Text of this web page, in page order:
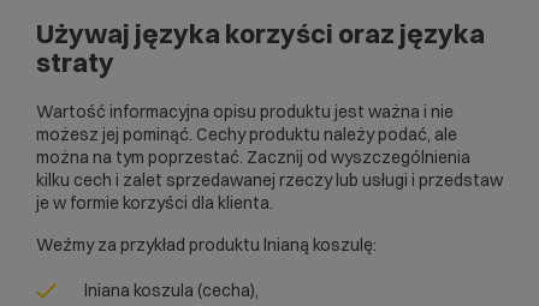
Używaj języka korzyści oraz języka
straty
Wartość informacyjna opisu produktu jest ważna i nie
możesz jej pominąć. Cechy produktu należy podać, ale
można na tym poprzestać. Zacznij od wyszczególnienia
kilku cech i zalet sprzedawanej rzeczy lub usługi i przedstaw
je w formie korzyści dla klienta.
Weźmy za przykład produktu lnianą koszulę:
lniana koszula (cecha),